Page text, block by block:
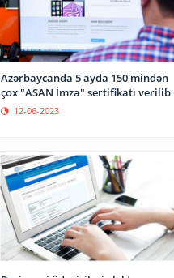
Azərbaycanda 5 ayda 150 mindən
çox "ASAN İmza" sertifikatı verilib
12-06-2023